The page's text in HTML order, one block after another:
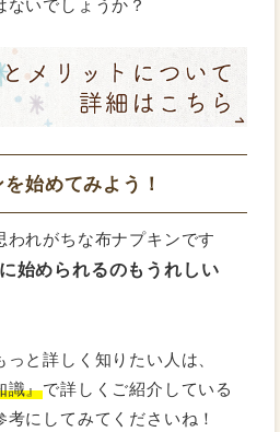
ないでしょうか？
始めてみよう！
われがちな布ナプキンです
始められるのもうれしい
と詳しく知りたい人は、
識』で詳しくご紹介している
にしてみてくださいね！